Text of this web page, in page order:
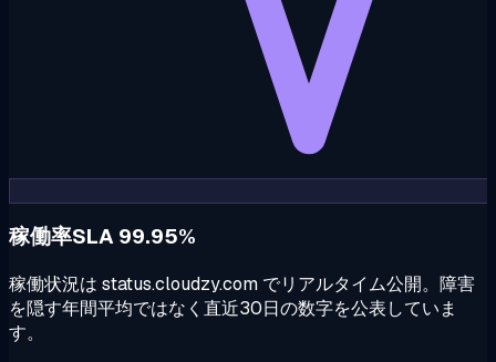
稼働率SLA 99.95%
稼働状況は status.cloudzy.com でリアルタイム公開。障害
を隠す年間平均ではなく直近30日の数字を公表していま
す。